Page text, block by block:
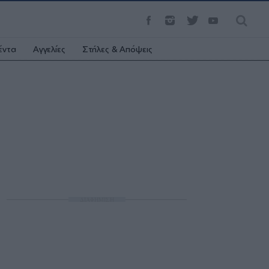
Αγγελίες Στήλες & Απόψεις